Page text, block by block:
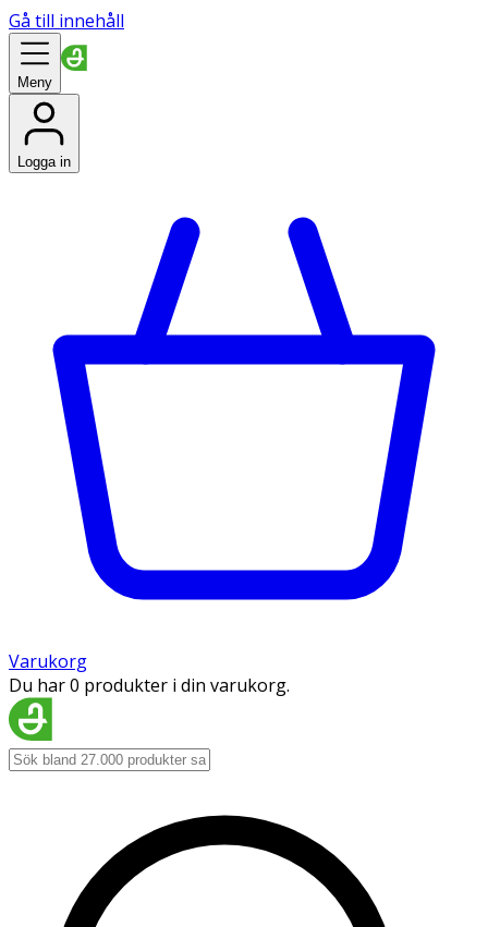
Gå till innehåll
Meny
Logga in
Varukorg
Du har 0 produkter i din varukorg.